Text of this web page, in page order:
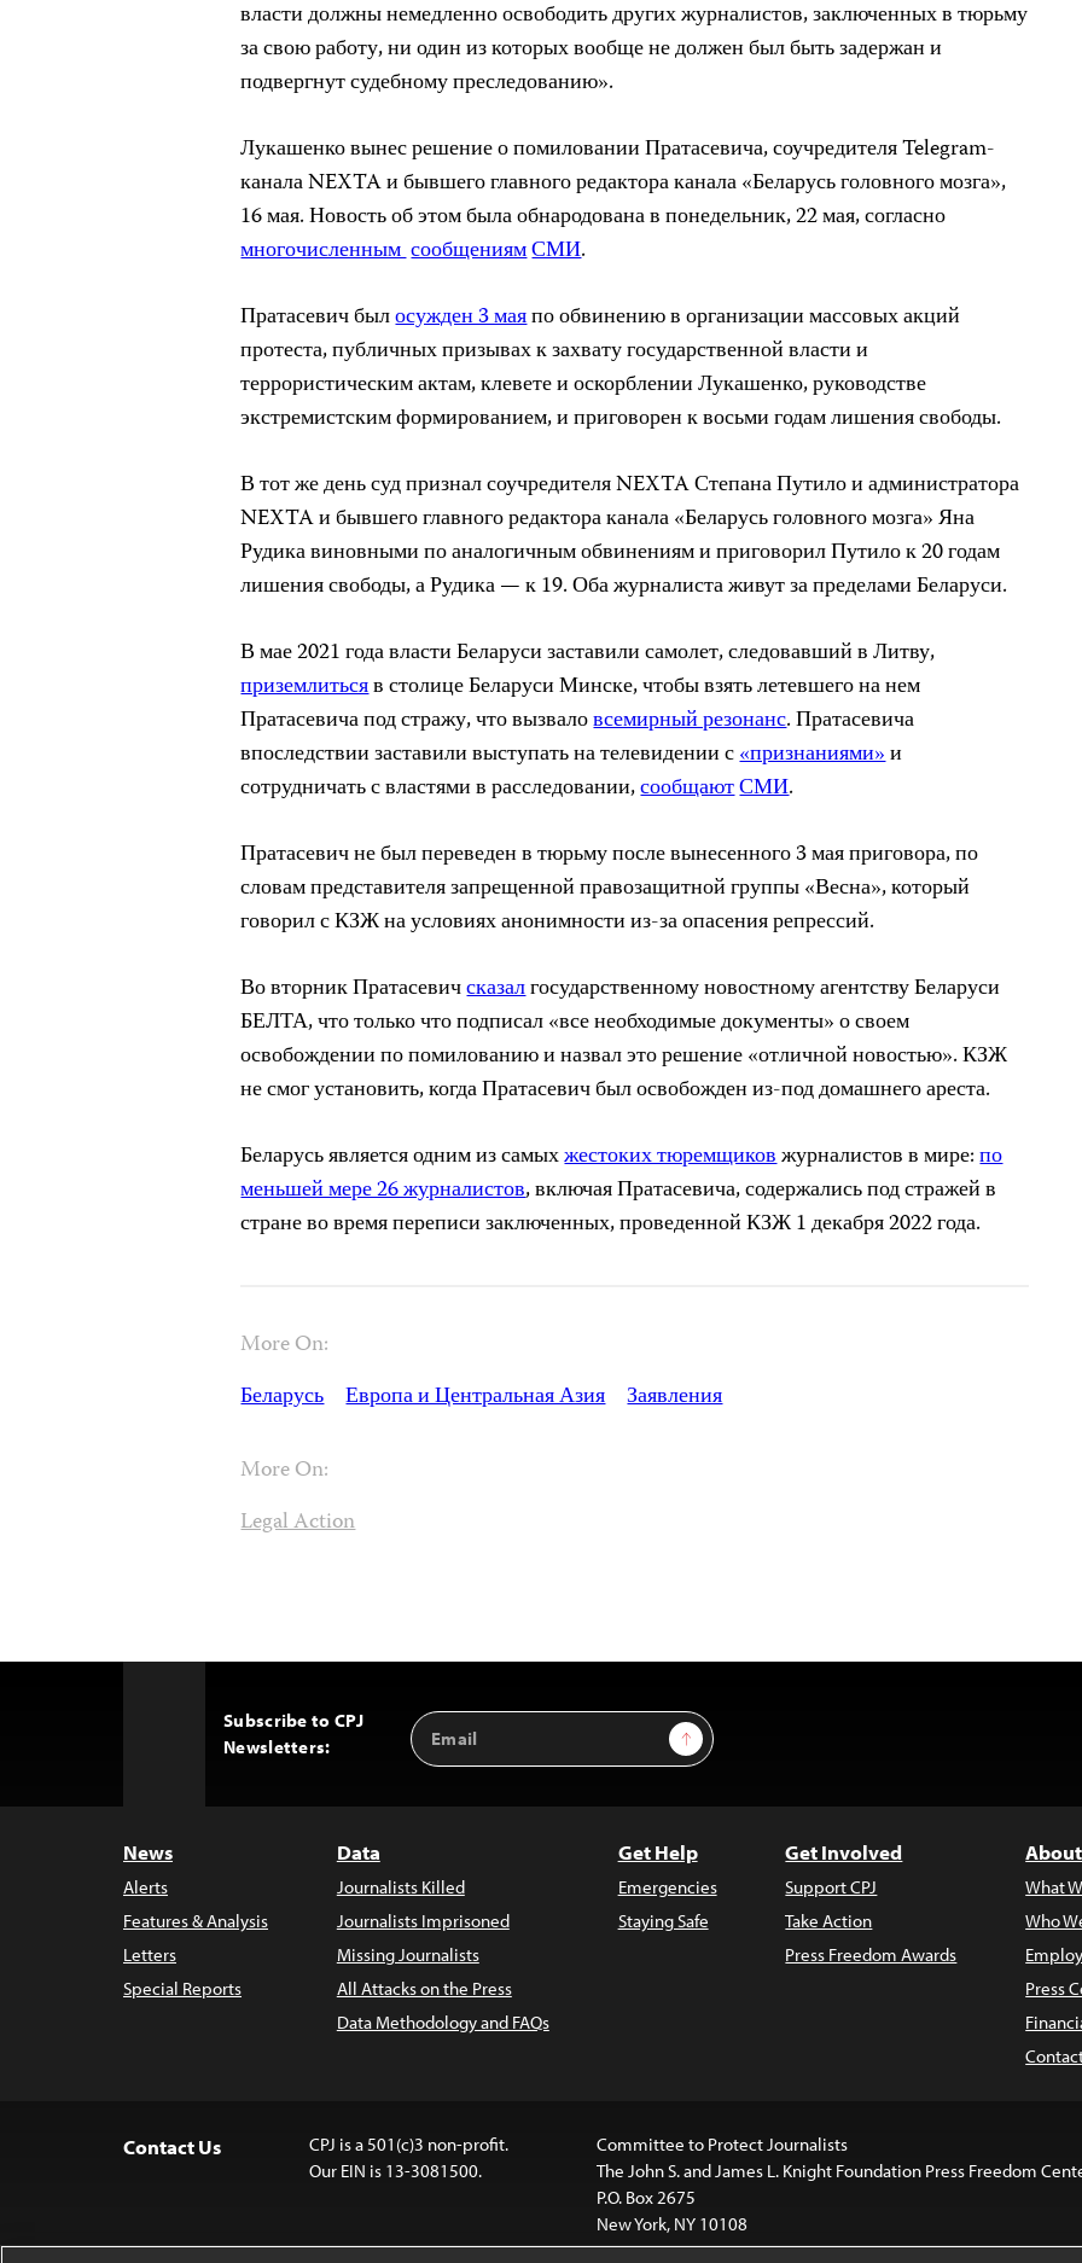
власти должны немедленно освободить других журналистов, заключенных в тюрьму
за свою работу, ни один из которых вообще не должен был быть задержан и
подвергнут судебному преследованию».
Лукашенко вынес решение о помиловании Пратасевича, соучредителя Telegram-
канала NEXTA и бывшего главного редактора канала «Беларусь головного мозга»,
16 мая. Новость об этом была обнародована в понедельник, 22 мая, согласно
многочисленнымсообщениямСМИ.
Пратасевич былосужден 3 маяпо обвинению в организации массовых акций
протеста, публичных призывах к захвату государственной власти и
террористическим актам, клевете и оскорблении Лукашенко, руководстве
экстремистским формированием, и приговорен к восьми годам лишения свободы.
В тот же день суд признал соучредителя NEXTA Степана Путило и администратора
NEXTA и бывшего главного редактора канала «Беларусь головного мозга» Яна
Рудика виновными по аналогичным обвинениям и приговорил Путило к 20 годам
лишения свободы, а Рудика — к 19. Оба журналиста живут за пределами Беларуси.
В мае 2021 года власти Беларуси заставили самолет, следовавший в Литву,
приземлитьсяв столице Беларуси Минске, чтобы взять летевшего на нем
Пратасевича под стражу, что вызваловсемирный резонанс. Пратасевича
впоследствии заставили выступать на телевидении с«признаниями»и
сотрудничать с властями в расследовании,сообщаютСМИ.
Пратасевич не был переведен в тюрьму после вынесенного 3 мая приговора, по
словам представителя запрещенной правозащитной группы «Весна», который
говорил с КЗЖ на условиях анонимности из-за опасения репрессий.
Во вторник Пратасевичсказалгосударственному новостному агентству Беларуси
БЕЛТА, что только что подписал «все необходимые документы» о своем
освобождении по помилованию и назвал это решение «отличной новостью». КЗЖ
не смог установить, когда Пратасевич был освобожден из-под домашнего ареста.
Беларусь является одним из самыхжестоких тюремщиковжурналистов в мире:по
меньшей мере 26 журналистов, включая Пратасевича, содержались под стражей в
стране во время переписи заключенных, проведенной КЗЖ 1 декабря 2022 года.
More On:
Беларусь Европа и Центральная Азия Заявления
More On:
Legal Action
Subscribe to CPJ
Newsletters:
Email
Address
Sign Up
News
Alerts
Features & Analysis
Letters
Special Reports
Data
Journalists Killed
Journalists Imprisoned
Missing Journalists
All Attacks on the Press
Data Methodology and FAQs
Get Help
Emergencies
Staying Safe
Get Involved
Support CPJ
Take Action
Press Freedom Awards
What
Who
Press
Contact Us
CPJ is a 501(c)3 non-profit.
Our EIN is 13-3081500.
Committee to Protect Journalists
The John S. and James L. Knight Foundation Press Freedom
P.O. Box 2675
New York, NY 10108